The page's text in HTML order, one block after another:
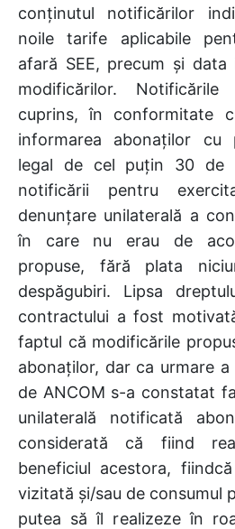
conținutul notificărilor
noile tarife aplicabile
afară SEE, precum și
modificărilor.
cuprins, în conformitate
informarea abonaților cu
legal de cel puțin 30 de
notificării pentru
denunțare unilaterală a
în care nu erau de
propuse, fără plata
despăgubiri. Lipsa
contractului a fost
faptul că modificările
abonaților, dar ca urmare
de ANCOM s-a constatat
unilaterală notificată
considerată că fiind
beneficiul acestora,
vizitată și/sau de consumul
putea să îl realizeze în